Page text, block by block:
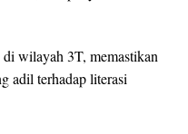
wilayah 3T, memastikan
adil terhadap literasi